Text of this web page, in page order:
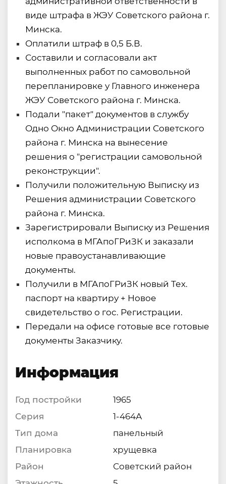
виде штрафа в ЖЭУ Советского района г.
Минска.
Оплатили штраф в 0,5 Б.В.
Составили и согласовали акт
выполненных работ по самовольной
перепланировке у Главного инженера
ЖЭУ Советского района г. Минска.
Подали "пакет" документов в службу
Одно Окно Администрации Советского
района г. Минска на вынесение
решения о "регистрации самовольной
реконструкции".
Получили положительную Выписку из
Решения администрации Советского
района г. Минска.
Зарегистрировали Выписку из Решения
исполкома в МГАпоГРиЗК и заказали
новые правоустанавливающие
документы.
Получили в МГАпоГРиЗК новый Тех.
паспорт на квартиру + Новое
свидетельство о гос. Регистрации.
Передали на офисе готовые все готовые
документы Заказчику.
Информация
Год постройки
1965
Серия
1-464А
Тип дома
панельный
Планировка
хрущевка
Район
Советский район